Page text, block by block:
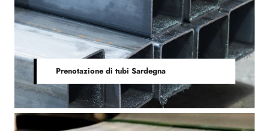
Prenotazione di tubi Sardegna